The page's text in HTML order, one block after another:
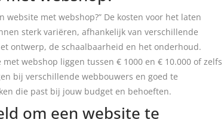
website met webshop?” De kosten voor het laten
sterk variëren, afhankelijk van verschillende
ontwerp, de schaalbaarheid en het onderhoud.
webshop liggen tussen € 1000 en € 10.000 of zelfs
bij verschillende webbouwers en goed te
die past bij jouw budget en behoeften.
om een website te